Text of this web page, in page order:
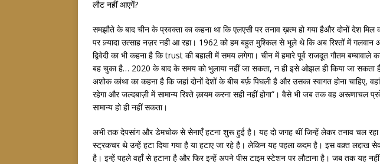
लौट नहीं आएगें?
समझौते के बाद चीन के प्रवक्ता का कहना था कि एलएसी पर तनाव ख़त्म हो गया हैऔर दोनों देश
पर ज़्यादा उत्साह नज़र नही आ रहा। 1962 को हम बहुत मुश्किल से भूले थे कि अब रिश्तों में गलवान
द्विवेदी का भी कहना है कि trust की बहाली में समय लगेगा। चीन में हमारे पूर्व राजदूत गौतम बम्बावाले
बह चुका है… 2020 के बाद के समय को भुलाया नहीं जा सकता, न ही इसे ओझल ही किया जा सकता
अशोक कांथा का कहना है कि जहां दोनों देशों के बीच बर्फ़ पिघली है और उसका स्वागत होना चाहिए,
रहेगा और जल्दबाज़ी में सामान्य रिश्ते क़ायम करना सही नहीं होगा”। वैसे भी जब तक वह अरूणाचल
सामान्य हो ही नहीं सकता।
अभी तक देपसांग और डेमचोक से सेनाएँ हटना शुरू हुई है। यह दो जगह थीं जिन्हें लेकर तनाव चल
स्ट्रकचर थे उन्हें हटा दिया गया है या हटाए जा रहे है। लेकिन यह पहला कदम है। इस वक़्त लद्दाख
है। इन्हें पहले वहाँ से हटाना है और फिर इन्हें अपने पीस टाइम स्टेशन पर लौटाना है। जब तक यह